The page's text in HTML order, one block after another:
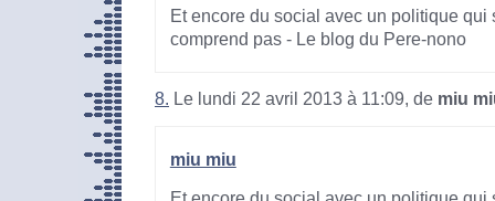
Et encore du social avec un politique qui
comprend pas - Le blog du Pere-nono
8. Le lundi 22 avril 2013 à 11:09, de miu
miu miu